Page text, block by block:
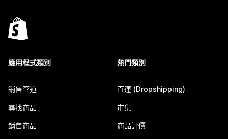
應用程式類別
銷售管道
尋找商品
銷售商品
熱門類別
直運 (Dropshipping)
市集
商品評價